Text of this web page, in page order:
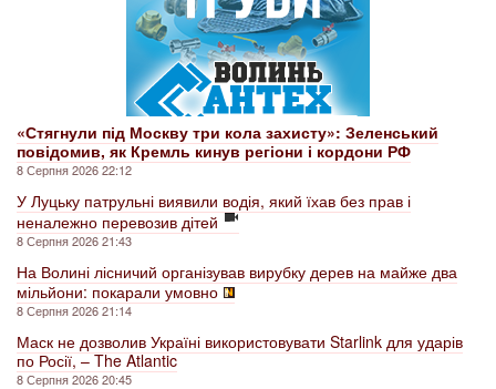
«Стягнули під Москву три кола захисту»: Зеленський
повідомив, як Кремль кинув регіони і кордони РФ
8 Серпня 2026 22:12
У Луцьку патрульні виявили водія, який їхав без прав і
неналежно перевозив дітей
8 Серпня 2026 21:43
На Волині лісничий організував вирубку дерев на майже два
мільйони: покарали умовно
8 Серпня 2026 21:14
Маск не дозволив Україні використовувати Starlink для ударів
по Росії, – The Atlantic
8 Серпня 2026 20:45